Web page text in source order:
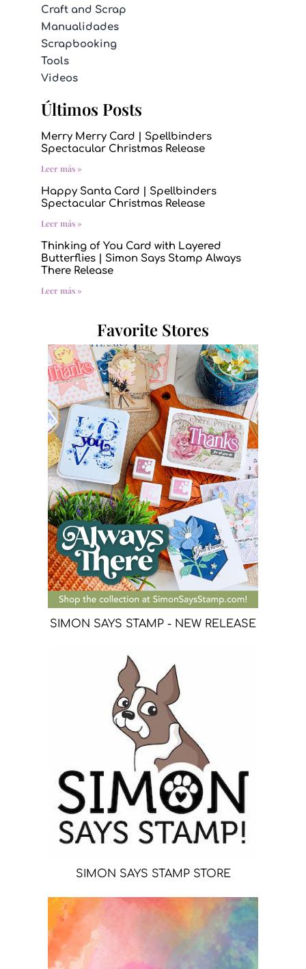
Craft and Scrap
Manualidades
Scrapbooking
Tools
Videos
Últimos Posts
Merry Merry Card | Spellbinders
Spectacular Christmas Release
Leer más »
Happy Santa Card | Spellbinders
Spectacular Christmas Release
Leer más »
Thinking of You Card with Layered
Butterflies | Simon Says Stamp Always
There Release
Leer más »
Favorite Stores
SIMON SAYS STAMP - NEW RELEASE
SIMON SAYS STAMP STORE